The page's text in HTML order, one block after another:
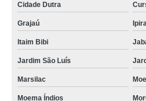
curso de manutenção de celular
curso técnico manutenção de celular
qual o valor de curso de manutenção em
cursos manutenção de celular presencial
curso manutenção em celular preços
Cidade Dutra
Grajaú
Itaim Bibi
Jardim São Luís
Marsilac
Moema Índios